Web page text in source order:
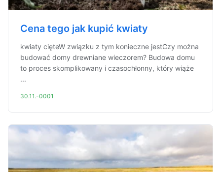
Cena tego jak kupić kwiaty
kwiaty cięteW związku z tym konieczne jestCzy można
budować domy drewniane wieczorem? Budowa domu
to proces skomplikowany i czasochłonny, który wiąże
...
30.11.-0001